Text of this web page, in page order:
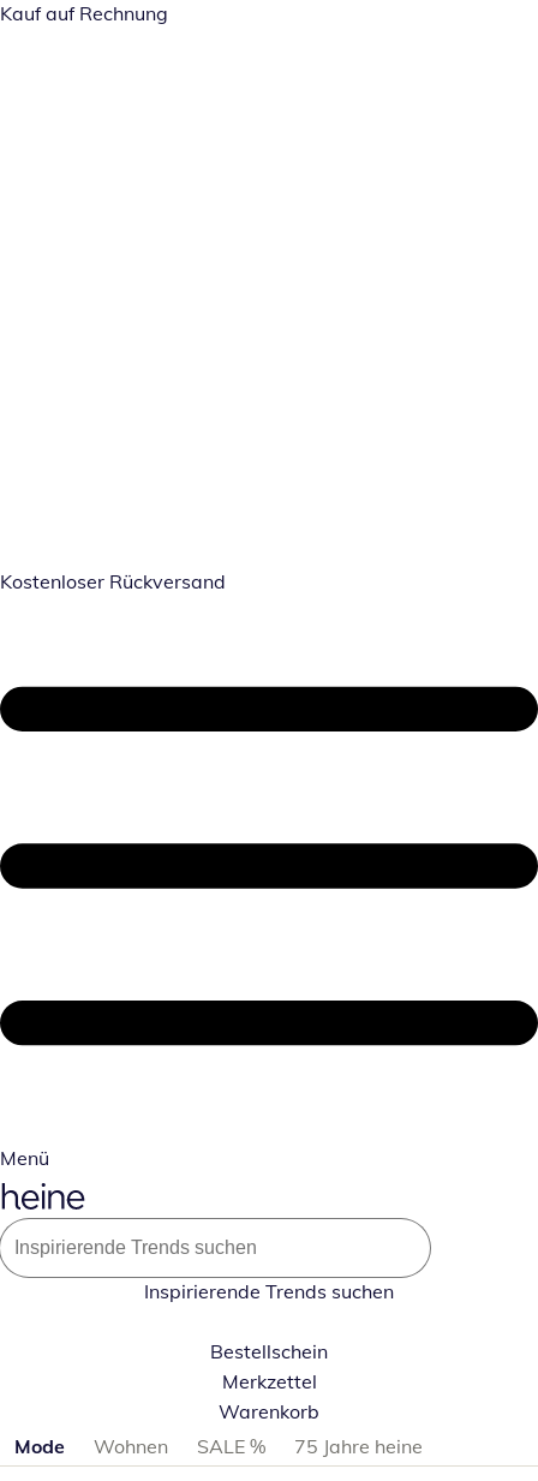
Kauf auf Rechnung
Kostenloser Rückversand
Menü
Inspirierende Trends suchen
Bestellschein
Merkzettel
Warenkorb
Produktkategorien überspringen
Mode Wohnen SALE %
75 Jahre heine